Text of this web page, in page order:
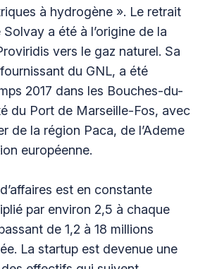
à hydrogène ». Le retrait
a été à l’origine de la
vers le gaz naturel. Sa
du GNL, a été
2017 dans les Bouches-du-
du Port de Marseille-Fos, avec
de la région Paca, de l’Ademe
européenne.
est en constante
par environ 2,5 à chaque
de 1,2 à 18 millions
La startup est devenue une